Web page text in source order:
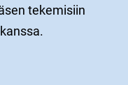
tekemisiin